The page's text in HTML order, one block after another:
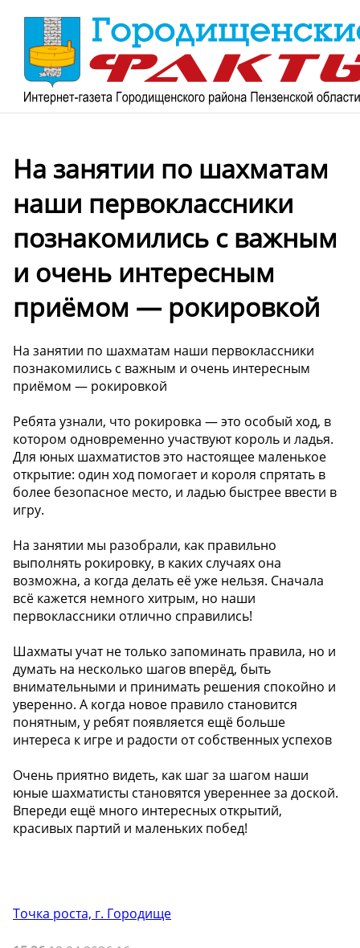
На занятии по шахматам
наши первоклассники
познакомились с важным
и очень интересным
приёмом — рокировкой ️
На занятии по шахматам наши первоклассники
познакомились с важным и очень интересным
приёмом — рокировкой ️
Ребята узнали, что рокировка — это особый ход, в
котором одновременно участвуют король и ладья.
Для юных шахматистов это настоящее маленькое
открытие: один ход помогает и короля спрятать в
более безопасное место, и ладью быстрее ввести в
игру.
На занятии мы разобрали, как правильно
выполнять рокировку, в каких случаях она
возможна, а когда делать её уже нельзя. Сначала
всё кажется немного хитрым, но наши
первоклассники отлично справились!
Шахматы учат не только запоминать правила, но и
думать на несколько шагов вперёд, быть
внимательными и принимать решения спокойно и
уверенно. А когда новое правило становится
понятным, у ребят появляется ещё больше
интереса к игре и радости от собственных успехов
Очень приятно видеть, как шаг за шагом наши
юные шахматисты становятся увереннее за доской.
Впереди ещё много интересных открытий,
красивых партий и маленьких побед!
Точка роста, г. Городище